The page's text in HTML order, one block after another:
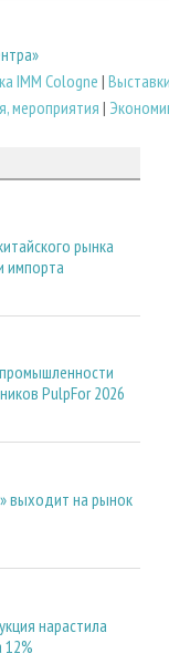
IMM Cologne |
мероприятия |
рынка
импорта
PulpFor 2026
выходит на рынок
нарастила
12%